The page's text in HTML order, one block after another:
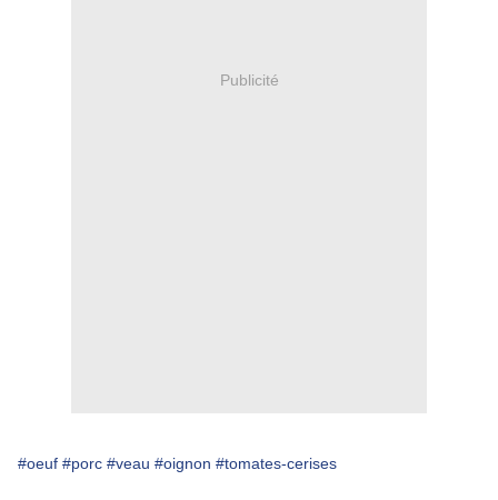
Publicité
#oeuf #porc #veau #oignon #tomates-cerises